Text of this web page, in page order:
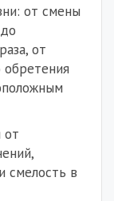
от смены
от
от
смелость в